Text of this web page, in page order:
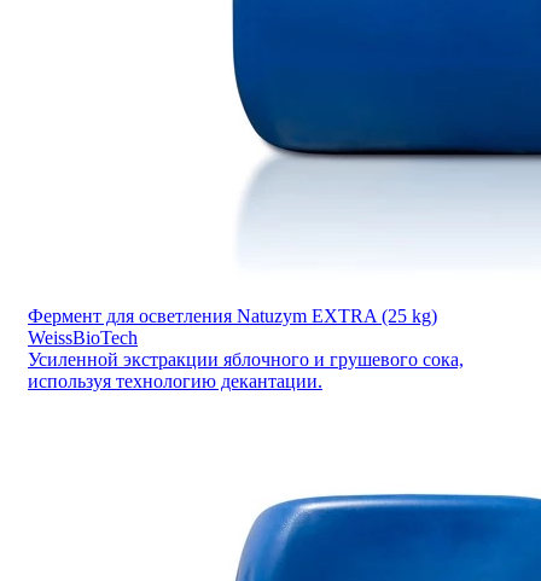
Фермент для осветления Natuzym EXTRA (25 kg)
WeissBioTech
Усиленной экстракции яблочного и грушевого сока,
используя технологию декантации.